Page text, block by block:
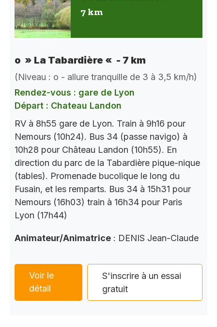
7 km
o » La Tabardière « - 7 km
(Niveau : o - allure tranquille de 3 à 3,5 km/h)
Rendez-vous : gare de Lyon
Départ : Chateau Landon
RV à 8h55 gare de Lyon. Train à 9h16 pour
Nemours (10h24). Bus 34 (passe navigo) à
10h28 pour Château Landon (10h55). En
direction du parc de la Tabardière pique-nique
(tables). Promenade bucolique le long du
Fusain, et les remparts. Bus 34 à 15h31 pour
Nemours (16h03) train à 16h34 pour Paris
Lyon (17h44)
Animateur/Animatrice : DENIS Jean-Claude
Voir le
détail
S'inscrire à un essai
gratuit